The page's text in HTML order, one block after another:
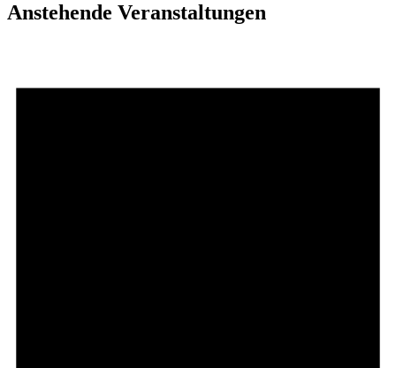
Anstehende Veranstaltungen